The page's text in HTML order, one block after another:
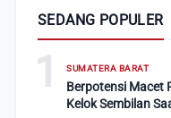
SEDANG POPULER
1 SUMATERA BARAT
Berpotensi Macet
Kelok Sembilan